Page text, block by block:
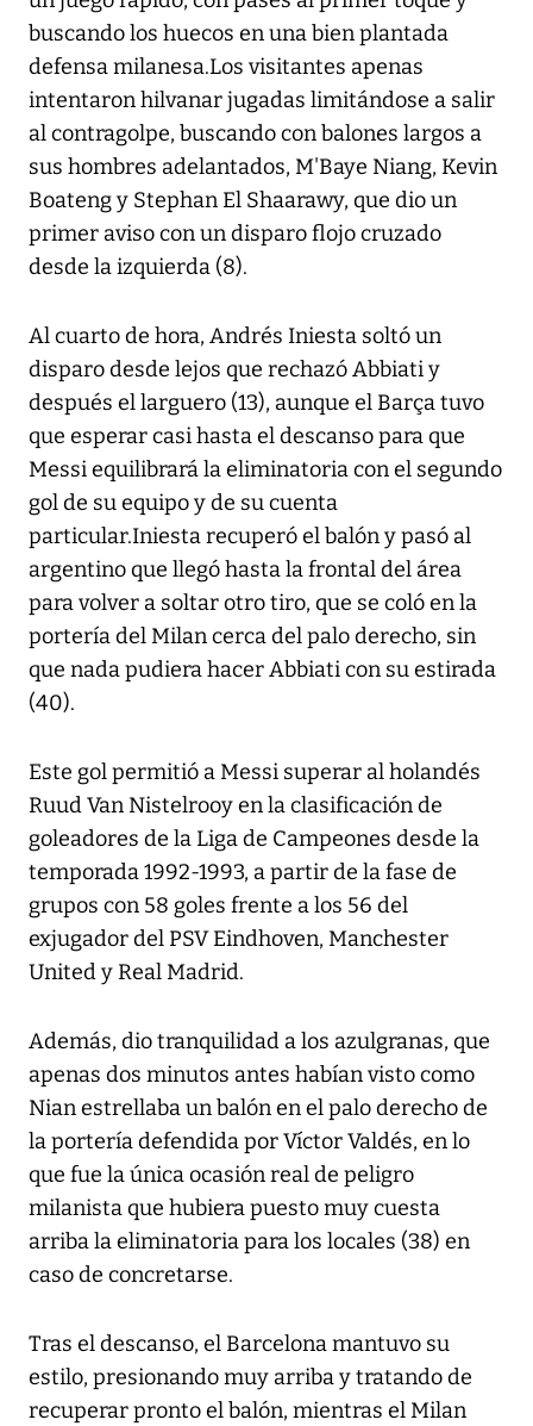
buscando los huecos en una bien plantada
defensa milanesa.Los visitantes apenas
intentaron hilvanar jugadas limitándose a salir
al contragolpe, buscando con balones largos a
sus hombres adelantados, M'Baye Niang, Kevin
Boateng y Stephan El Shaarawy, que dio un
primer aviso con un disparo flojo cruzado
desde la izquierda (8).
Al cuarto de hora, Andrés Iniesta soltó un
disparo desde lejos que rechazó Abbiati y
después el larguero (13), aunque el Barça tuvo
que esperar casi hasta el descanso para que
Messi equilibrará la eliminatoria con el segundo
gol de su equipo y de su cuenta
particular.Iniesta recuperó el balón y pasó al
argentino que llegó hasta la frontal del área
para volver a soltar otro tiro, que se coló en la
portería del Milan cerca del palo derecho, sin
que nada pudiera hacer Abbiati con su estirada
(40).
Este gol permitió a Messi superar al holandés
Ruud Van Nistelrooy en la clasificación de
goleadores de la Liga de Campeones desde la
temporada 1992-1993, a partir de la fase de
grupos con 58 goles frente a los 56 del
exjugador del PSV Eindhoven, Manchester
United y Real Madrid.
Además, dio tranquilidad a los azulgranas, que
apenas dos minutos antes habían visto como
Nian estrellaba un balón en el palo derecho de
la portería defendida por Víctor Valdés, en lo
que fue la única ocasión real de peligro
milanista que hubiera puesto muy cuesta
arriba la eliminatoria para los locales (38) en
caso de concretarse.
Tras el descanso, el Barcelona mantuvo su
estilo, presionando muy arriba y tratando de
recuperar pronto el balón, mientras el Milan